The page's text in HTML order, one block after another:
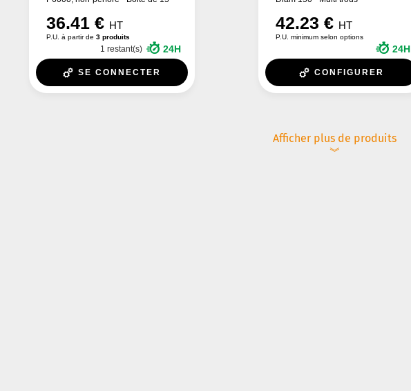
36.41 € HT
P.U. à partir de 3 produits
1 restant(s) 24H
SE CONNECTER
42.23 € HT
P.U. minimum selon options
24H
CONFIGURER
Afficher plus de produits
︾